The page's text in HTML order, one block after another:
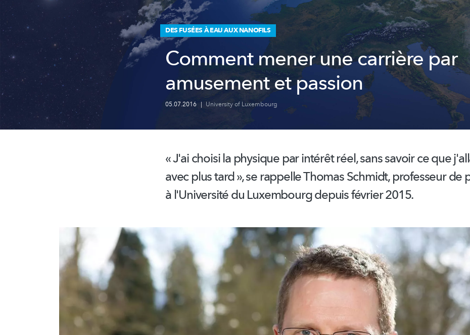
DES FUSÉES À EAU AUX NANOFILS
Comment mener une carrière par
amusement et passion
05.07.2016 | University of Luxembourg
« J'ai choisi la physique par intérêt réel, sans savoir ce que
avec plus tard », se rappelle Thomas Schmidt, professeur de
à l'Université du Luxembourg depuis février 2015.